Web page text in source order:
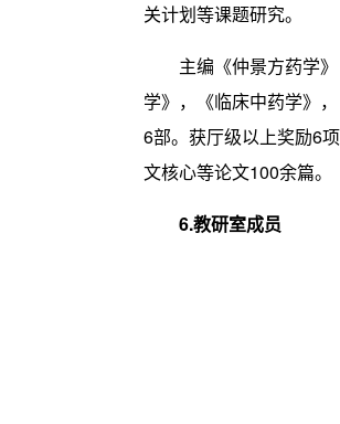
关计划等课题研究。
主编《仲景方药学
学》，《临床中药学》
6部。获厅级以上奖励6
文核心等论文100余篇。
6.教研室成员